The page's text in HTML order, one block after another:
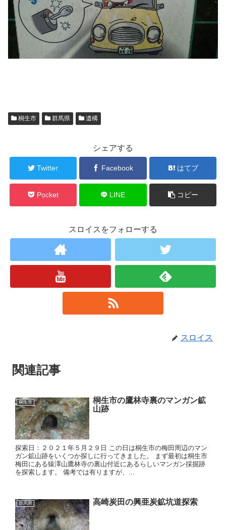
桐生市 群馬県 遺構
シェアする
Twitter Facebook はてブ
Pocket LINE コピー
スロイスをフォローする
スロイス
関連記事
桐生市
桐生市の鷹林寺裏のマンガン鉱
山跡
探索日：２０２１年５月２９日 この日は桐生市の梅田周辺のマン
ガン鉱山跡をいくつか探しに行ってきました。 まず最初は桐生市
梅田にある猿澤山鷹林寺の裏山付近にあるらしいマンガン採掘跡
を探索します。 備考では有りますが、...
群馬県 高崎炭田の興亜炭鉱坑道探索